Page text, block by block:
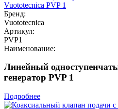
Бренд:
Vuototecnica
Артикул:
PVP1
Наименование:
Линейный
генератор PVP 1
Подробнее